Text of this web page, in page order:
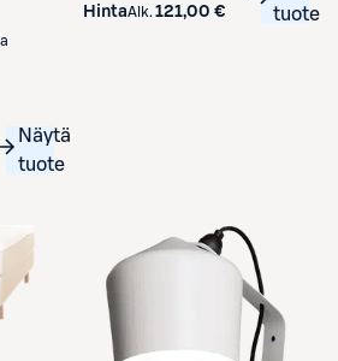
Näytä
tuote
HintaAlk.121,00 €
tuote